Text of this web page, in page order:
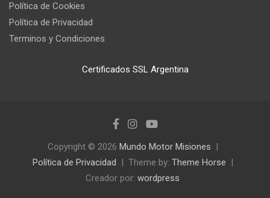
Política de Cookies
Política de Privacidad
Terminos y Condiciones
Certificados SSL Argentina
Copyright © 2026 Mundo Motor Misiones
Política de Privacidad
Theme by: Theme Horse
Creador por: wordpress